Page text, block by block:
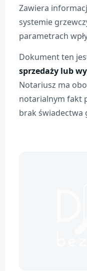
Zawiera
systemie
parametrach
Dokument ten
sprzedaży lub
Notariusz ma
notarialnym fakt
brak świadectwa